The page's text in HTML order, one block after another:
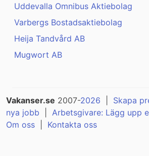
Uddevalla Omnibus Aktiebolag
Varbergs Bostadsaktiebolag
Heija Tandvård AB
Mugwort AB
Vakanser.se 2007-2026
Skapa
nya jobb
Arbetsgivare: Lägg upp
Om oss
Kontakta oss